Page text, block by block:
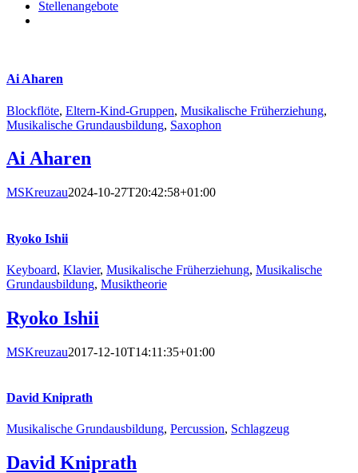
Stellenangebote
Ai Aharen
Blockflöte, Eltern-Kind-Gruppen, Musikalische Früherziehung,
Musikalische Grundausbildung, Saxophon
Ai Aharen
MSKreuzau2024-10-27T20:42:58+01:00
Ryoko Ishii
Keyboard, Klavier, Musikalische Früherziehung, Musikalische
Grundausbildung, Musiktheorie
Ryoko Ishii
MSKreuzau2017-12-10T14:11:35+01:00
David Kniprath
Musikalische Grundausbildung, Percussion, Schlagzeug
David Kniprath